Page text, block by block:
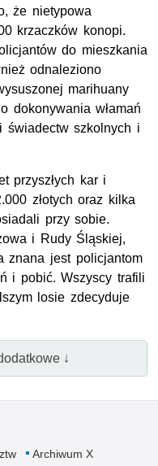
że nietypowa
krzaczków konopi.
do mieszkania
odnaleziono
marihuany
dokonywania włamań
świadectw szkolnych i
przyszłych kar i
złotych oraz kilka
przy sobie.
i Rudy Śląskiej,
znana jest policjantom
i pobić. Wszyscy trafili
losie zdecyduje
↓
Archiwum X